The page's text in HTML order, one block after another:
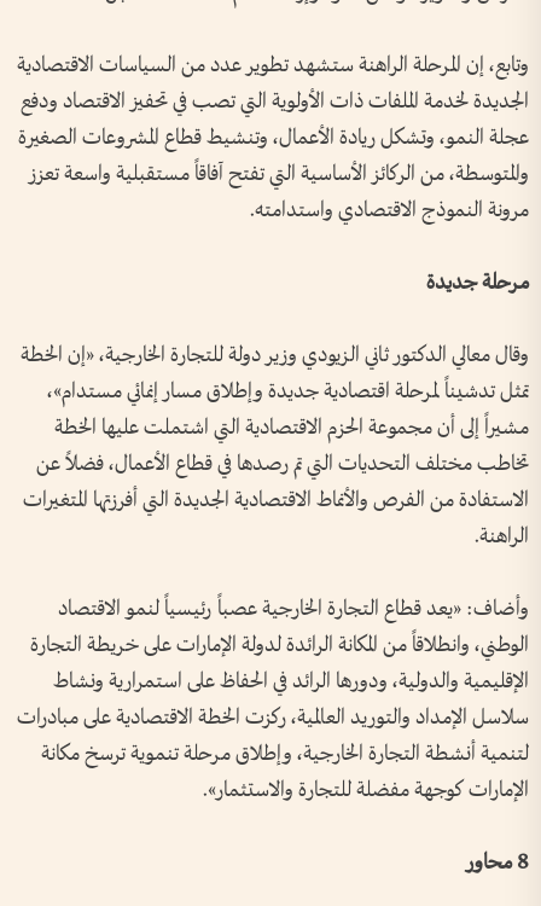
وتابع، إن المرحلة الراهنة ستشهد تطوير عدد من السياسات الاقتصادية
الجديدة لخدمة الملفات ذات الأولوية التي تصب في تحفيز الاقتصاد ودفع
عجلة النمو، وتشكل ريادة الأعمال، وتنشيط قطاع المشروعات الصغيرة
والمتوسطة، من الركائز الأساسية التي تفتح آفاقاً مستقبلية واسعة تعزز
مرونة النموذج الاقتصادي واستدامته.
مرحلة جديدة
وقال معالي الدكتور ثاني الزيودي وزير دولة للتجارة الخارجية، «إن الخطة
تمثل تدشيناً لمرحلة اقتصادية جديدة وإطلاق مسار إنمائي مستدام»،
مشيراً إلى أن مجموعة الحزم الاقتصادية التي اشتملت عليها الخطة
تخاطب مختلف التحديات التي تم رصدها في قطاع الأعمال، فضلاً عن
الاستفادة من الفرص والأنماط الاقتصادية الجديدة التي أفرزتها المتغيرات
الراهنة.
وأضاف: «يعد قطاع التجارة الخارجية عصباً رئيسياً لنمو الاقتصاد
الوطني، وانطلاقاً من المكانة الرائدة لدولة الإمارات على خريطة التجارة
الإقليمية والدولية، ودورها الرائد في الحفاظ على استمرارية ونشاط
سلاسل الإمداد والتوريد العالمية، ركزت الخطة الاقتصادية على مبادرات
لتنمية أنشطة التجارة الخارجية، وإطلاق مرحلة تنموية ترسخ مكانة
الإمارات كوجهة مفضلة للتجارة والاستثمار».
8 محاور